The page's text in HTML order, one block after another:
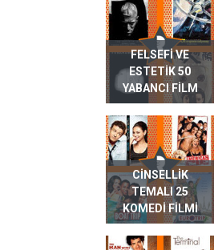
FELSEFI VE
ESTETIK 50
YABANCI FILM
CINSELLIK
TEMALI 25
KOMEDI FILMI